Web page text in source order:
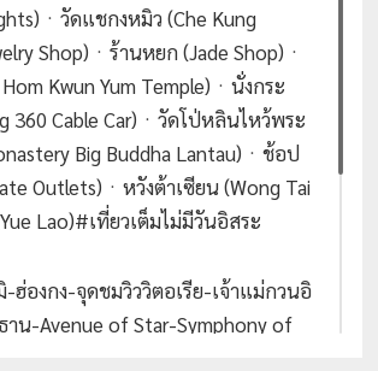
ㆍวัดแชกงหมิว (Che Kung
Shop)ㆍร้านหยก (Jade Shop)ㆍ
Kwun Yum Temple)ㆍนั่งกระ
360 Cable Car)ㆍวัดโป่หลินไหว้พระ
Big Buddha Lantau)ㆍช้อป
Outlets)ㆍหวังต้าเซียน (Wong Tai
Lao)#เที่ยวเต็มไม่มีวันอิสระ
ฮ่องกง-จุดชมวิววิตอเรีย-เจ้าแม่กวนอิ
น-Avenue of Star-Symphony of